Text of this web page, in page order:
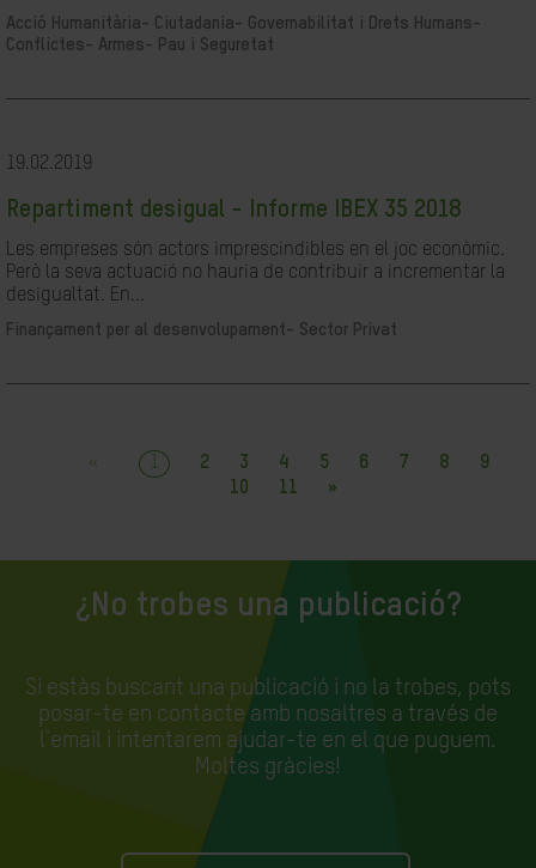
Acció Humanitària-
Ciutadania- Governabilitat i Drets Humans-
Conflictes- Armes- Pau i Seguretat
19.02.2019
Repartiment desigual - Informe IBEX 35 2018
Les empreses són actors imprescindibles en el joc econòmic.
Però la seva actuació no hauria de contribuir a incrementar la
desigualtat. En...
Finançament per al desenvolupament- Sector Privat
« 1 2 3 4 5 6 7 8
9
10
11 »
¿No trobes una publicació?
Si estàs buscant una publicació i no la trobes, pots
posar-te en contacte amb nosaltres a través de
l'email i intentarem ajudar-te en el que puguem.
Moltes gràcies!